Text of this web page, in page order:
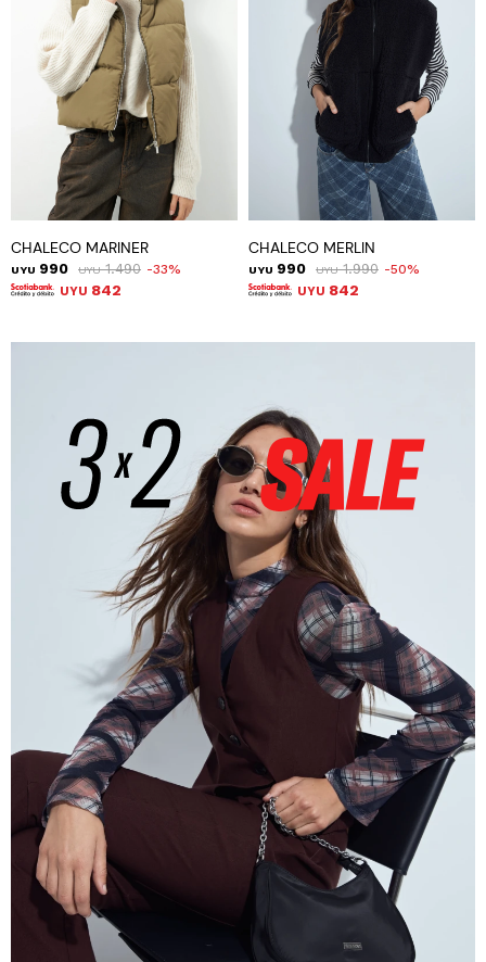
CHALECO MARINER
UYU 990 UYU 1.490 33
UYU 842
CHALECO MERLIN
UYU 990 UYU 1.990 50
UYU 842